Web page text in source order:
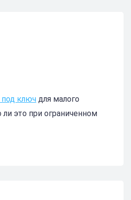
под ключ для малого
ли это при ограниченном